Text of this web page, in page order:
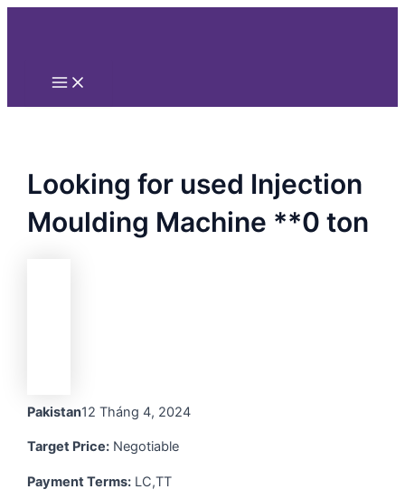
Nhảy
Main
Looking for used Injection
Moulding Machine **0 ton
Pakistan12 Tháng 4, 2024
Target Price: Negotiable
Payment Terms: LC,TT